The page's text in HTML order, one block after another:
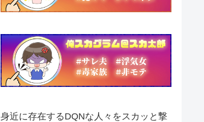
身近に存在するDQNな人々をスカッと撃